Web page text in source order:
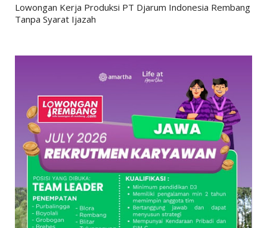
Lowongan Kerja Produksi PT Djarum Indonesia Rembang
Tanpa Syarat Ijazah